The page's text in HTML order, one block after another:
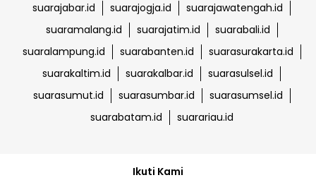
suarajabar.id
suarajogja.id
suarajawatengah.id
suaramalang.id
suarajatim.id
suarabali.id
suaralampung.id
suarabanten.id
suarasurakarta.id
suarakaltim.id
suarakalbar.id
suarasulsel.id
suarasumut.id
suarasumbar.id
suarasumsel.id
suarabatam.id
suarariau.id
Ikuti Kami